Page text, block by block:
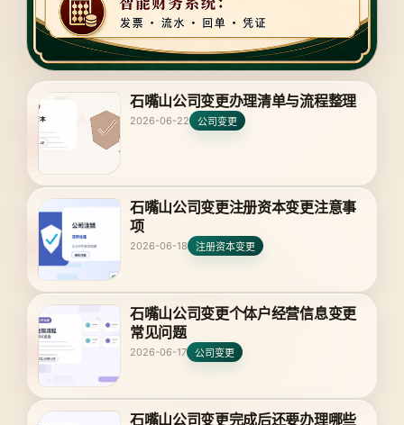
石嘴山公司变更办理清单与流程整理
2026-06-22 公司变更
石嘴山公司变更注册资本变更注意事
项
2026-06-18 注册资本变更
石嘴山公司变更个体户经营信息变更
常见问题
2026-06-17 公司变更
石嘴山公司变更完成后还要办理哪些